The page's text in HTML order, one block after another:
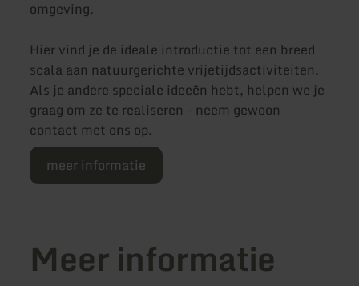
omgeving.
Hier vind je de ideale introductie tot een breed
scala aan natuurgerichte vrijetijdsactiviteiten.
Als je andere speciale ideeën hebt, helpen we je
graag om ze te realiseren - neem gewoon
contact met ons op.
meer informatie
Meer informatie